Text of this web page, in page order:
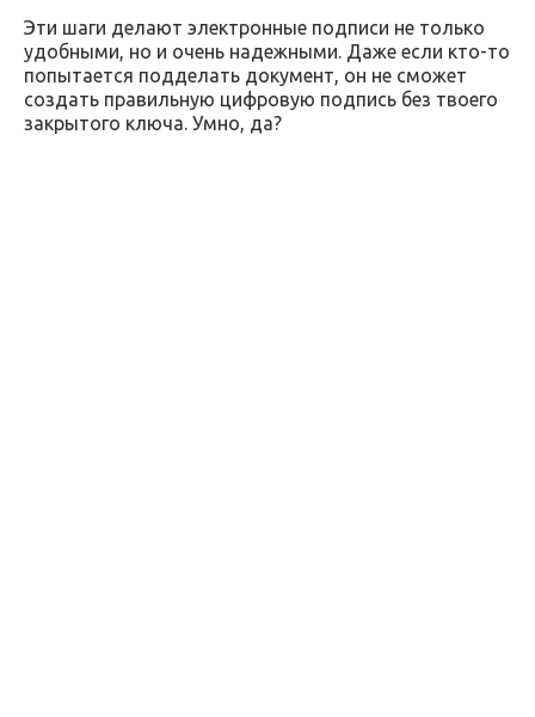
Эти шаги делают электронные подписи не только
удобными, но и очень надежными. Даже если кто-то
попытается подделать документ, он не сможет
создать правильную цифровую подпись без твоего
закрытого ключа. Умно, да?